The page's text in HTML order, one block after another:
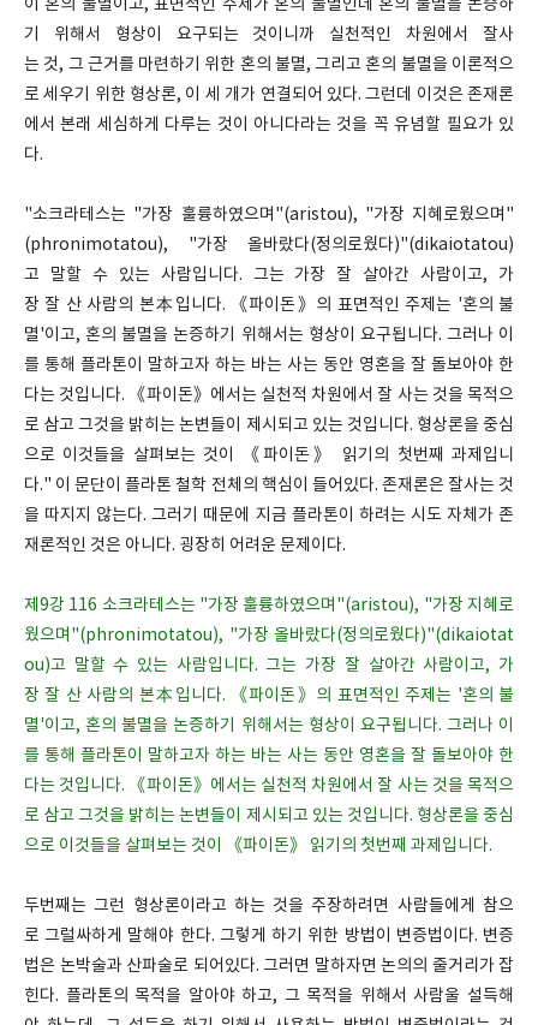
이 혼의 불멸이고, 표면적인 주제가 혼의 불멸인데 혼의 불멸을 논증하
기 위해서 형상이 요구되는 것이니까 실천적인 차원에서 잘사
는 것, 그 근거를 마련하기 위한 혼의 불멸, 그리고 혼의 불멸을 이론적으
로 세우기 위한 형상론, 이 세 개가 연결되어 있다. 그런데 이것은 존재론
에서 본래 세심하게 다루는 것이 아니다라는 것을 꼭 유념할 필요가 있
다.
"소크라테스는 "가장 훌륭하였으며"(aristou), "가장 지혜로웠으며"
(phronimotatou), "가장 올바랐다(정의로웠다)"(dikaiotatou)
고 말할 수 있는 사람입니다. 그는 가장 잘 살아간 사람이고, 가
장 잘 산 사람의 본本입니다. 《파이돈》의 표면적인 주제는 '혼의 불
멸'이고, 혼의 불멸을 논증하기 위해서는 형상이 요구됩니다. 그러나 이
를 통해 플라톤이 말하고자 하는 바는 사는 동안 영혼을 잘 돌보아야 한
다는 것입니다. 《파이돈》에서는 실천적 차원에서 잘 사는 것을 목적으
로 삼고 그것을 밝히는 논변들이 제시되고 있는 것입니다. 형상론을 중심
으로 이것들을 살펴보는 것이 《파이돈》 읽기의 첫번째 과제입니
다." 이 문단이 플라톤 철학 전체의 핵심이 들어있다. 존재론은 잘사는 것
을 따지지 않는다. 그러기 때문에 지금 플라톤이 하려는 시도 자체가 존
재론적인 것은 아니다. 굉장히 어려운 문제이다.
제9강 116 소크라테스는 "가장 훌륭하였으며"(aristou), "가장 지혜로
웠으며"(phronimotatou), "가장 올바랐다(정의로웠다)"(dikaiotat
ou)고 말할 수 있는 사람입니다. 그는 가장 잘 살아간 사람이고, 가
장 잘 산 사람의 본本입니다. 《파이돈》의 표면적인 주제는 '혼의 불
멸'이고, 혼의 불멸을 논증하기 위해서는 형상이 요구됩니다. 그러나 이
를 통해 플라톤이 말하고자 하는 바는 사는 동안 영혼을 잘 돌보아야 한
다는 것입니다. 《파이돈》에서는 실천적 차원에서 잘 사는 것을 목적으
로 삼고 그것을 밝히는 논변들이 제시되고 있는 것입니다. 형상론을 중심
으로 이것들을 살펴보는 것이 《파이돈》 읽기의 첫번째 과제입니다.
두번째는 그런 형상론이라고 하는 것을 주장하려면 사람들에게 참으
로 그럴싸하게 말해야 한다. 그렇게 하기 위한 방법이 변증법이다. 변증
법은 논박술과 산파술로 되어있다. 그러면 말하자면 논의의 줄거리가 잡
힌다. 플라톤의 목적을 알아야 하고, 그 목적을 위해서 사람울 설득해